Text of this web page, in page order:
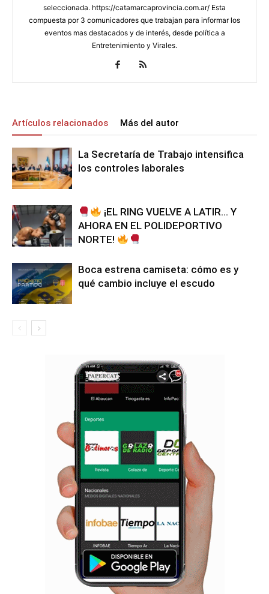
seleccionada. https://catamarcaprovincia.com.ar/ Esta
compuesta por 3 comunicadores que trabajan para informar los
eventos mas destacados y de interés, desde política a
Entretenimiento y Virales.
Artículos relacionados Más del autor
La Secretaría de Trabajo intensifica
los controles laborales
¡EL RING VUELVE A LATIR… Y
AHORA EN EL POLIDEPORTIVO
NORTE!
Boca estrena camiseta: cómo es y
qué cambio incluye el escudo